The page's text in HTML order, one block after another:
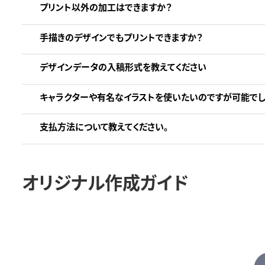
プリント以外の加工はできますか？
手描きのデザインでもプリントできますか？
デザインデータの入稿形式を教えてください
キャラクターや有名なイラストを使いたいのですが可能でし
支払方法について教えてください。
オリジナル作成ガイド